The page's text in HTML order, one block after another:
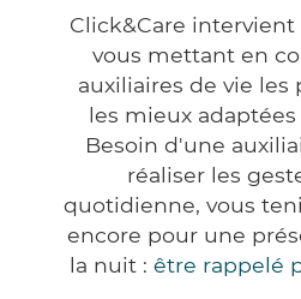
Click&Care
vous mettant en
auxiliaires de vie les
les mieux adaptées
Besoin d'une
réaliser les
quotidienne, vous
encore pour une
la nuit : être rappelé